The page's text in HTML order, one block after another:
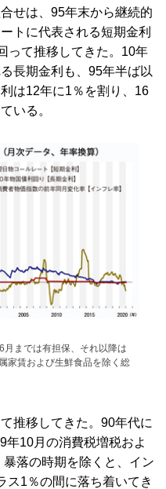
せは、95年末から継続的
トに代表される短期金利
って推移してきた。10年
長期金利も、95年半ば以
は12年に1％を割り、16
いる。
月までは有担保、それ以降は
家賃および生鮮食品を除く総
推移してきた。90年代に
年10月の消費税増税およ
落の時期を除くと、イン
ス1％の間に落ち着いてき